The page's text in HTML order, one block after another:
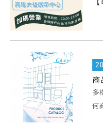
多
何